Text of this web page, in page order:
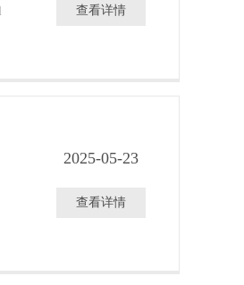
查看详情
2025-05-23
查看详情